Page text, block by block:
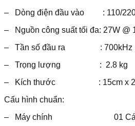
– Dòng điện đầu vào : 110/
– Nguồn công suất tối đa: 27W @
– Tần số đầu ra : 700kHz
– Trọng lượng : 2.8 kg
– Kích thước : 15cm x
Cấu hình chuẩn:
– Máy chính 01